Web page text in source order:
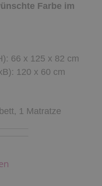
Farbe im
66 x 125 x 82 cm
120 x 60 cm
1 Matratze